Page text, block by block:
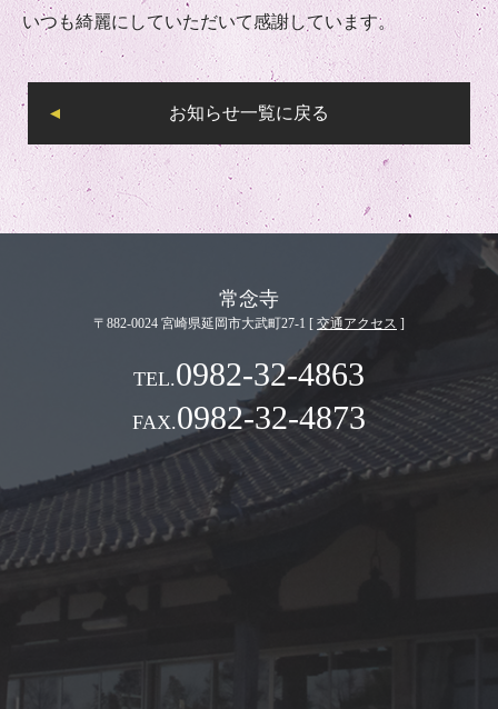
いつも綺麗にしていただいて感謝しています。
お知らせ一覧に戻る
常念寺
〒882-0024 宮崎県延岡市大武町27-1 [ 交通アクセス ]
0982-32-4863
0982-32-4873